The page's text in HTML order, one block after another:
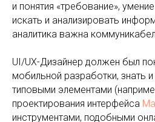
и понятия «требование»,
искать и анализировать
аналитика важна
UI/UX-Дизайнер должен был
мобильной разработки, знать
типовыми элементами
проектирования интерфейса
инструментами, подобными